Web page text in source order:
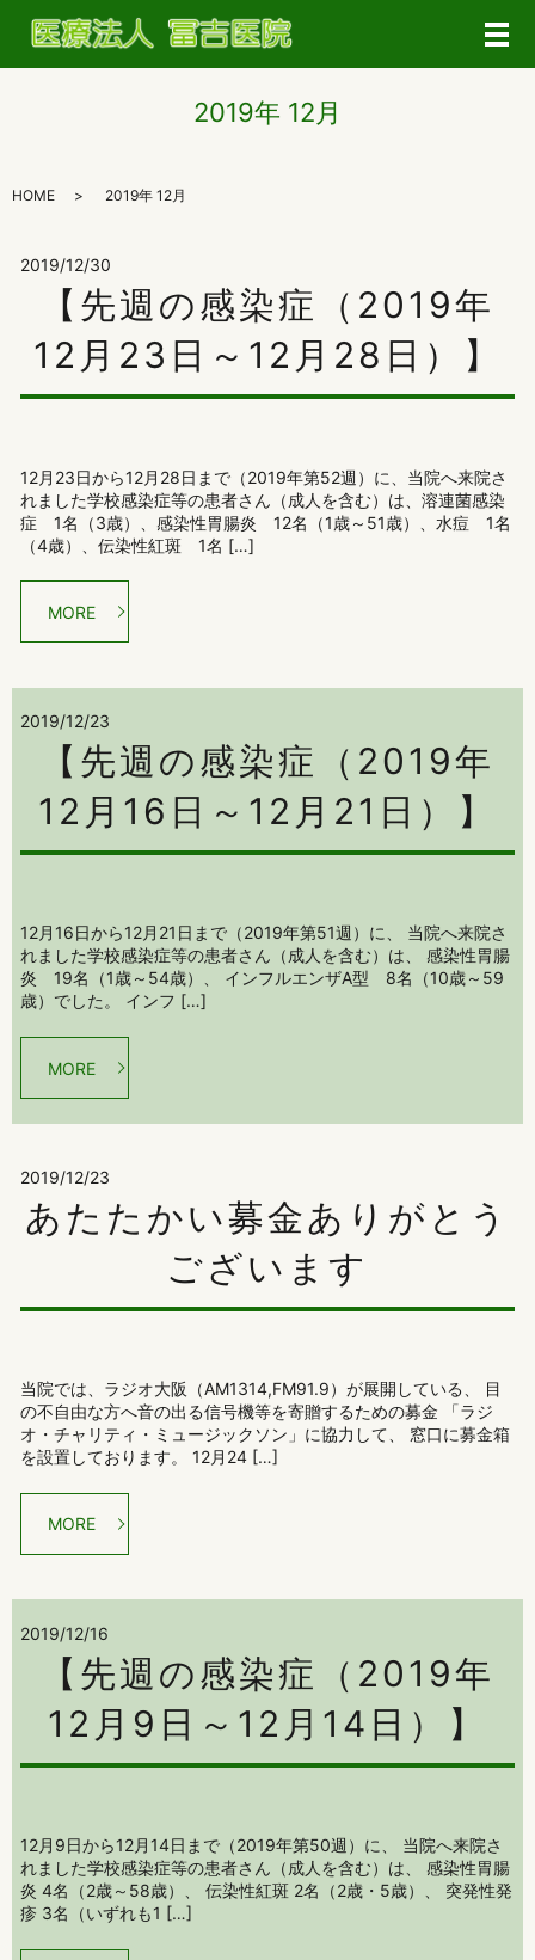
メ
2019年 12月
HOME 2019年 12月
2019/12/30
【先週の感染症（2019年
12月23日～12月28日）】
12月23日から12月28日まで（2019年第52週）に、当院へ来院さ
れました学校感染症等の患者さん（成人を含む）は、溶連菌感染
症 1名（3歳）、感染性胃腸炎 12名（1歳～51歳）、水痘 1名
（4歳）、伝染性紅斑 1名 […]
MORE
2019/12/23
【先週の感染症（2019年
12月16日～12月21日）】
12月16日から12月21日まで（2019年第51週）に、 当院へ来院さ
れました学校感染症等の患者さん（成人を含む）は、 感染性胃腸
炎 19名（1歳～54歳）、 インフルエンザA型 8名（10歳～59
歳）でした。 インフ […]
MORE
2019/12/23
あたたかい募金ありがとう
ございます
当院では、ラジオ大阪（AM1314,FM91.9）が展開している、 目
の不自由な方へ音の出る信号機等を寄贈するための募金 「ラジ
オ・チャリティ・ミュージックソン」に協力して、 窓口に募金箱
を設置しております。 12月24 […]
MORE
2019/12/16
【先週の感染症（2019年
12月9日～12月14日）】
12月9日から12月14日まで（2019年第50週）に、 当院へ来院さ
れました学校感染症等の患者さん（成人を含む）は、 感染性胃腸
炎 4名（2歳～58歳）、 伝染性紅斑 2名（2歳・5歳）、 突発性発
疹 3名（いずれも1 […]